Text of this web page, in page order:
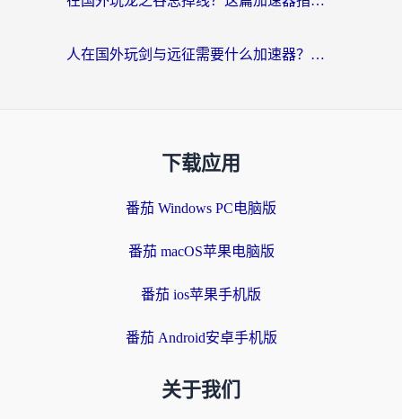
人在国外玩剑与远征需要什么加速器？老玩家亲测的避坑指南来了
下载应用
番茄 Windows PC电脑版
番茄 macOS苹果电脑版
番茄 ios苹果手机版
番茄 Android安卓手机版
关于我们